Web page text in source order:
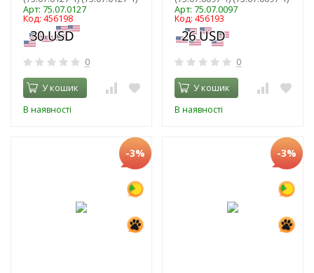
Арт: 75.07.0127
Код: 456198
0
У кошик
В наявності
Арт: 75.07.0097
Код: 456193
0
У кошик
В наявності
-3% -3%